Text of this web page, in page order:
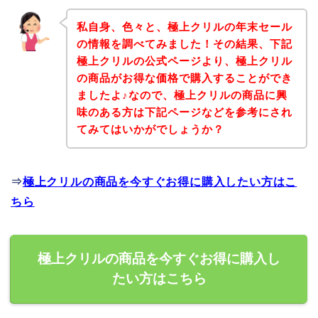
私自身、色々と、極上クリルの年末セール
の情報を調べてみました！その結果、下記
極上クリルの公式ページより、極上クリル
の商品がお得な価格で購入することができ
ましたよ♪なので、極上クリルの商品に興
味のある方は下記ページなどを参考にされ
てみてはいかがでしょうか？
⇒極上クリルの商品を今すぐお得に購入したい方はこ
ちら
極上クリルの商品を今すぐお得に購入し
たい方はこちら